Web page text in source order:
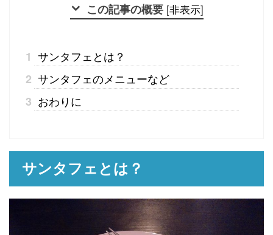
この記事の概要 [非表示]
1 サンタフェとは？
2 サンタフェのメニューなど
3 おわりに
サンタフェとは？